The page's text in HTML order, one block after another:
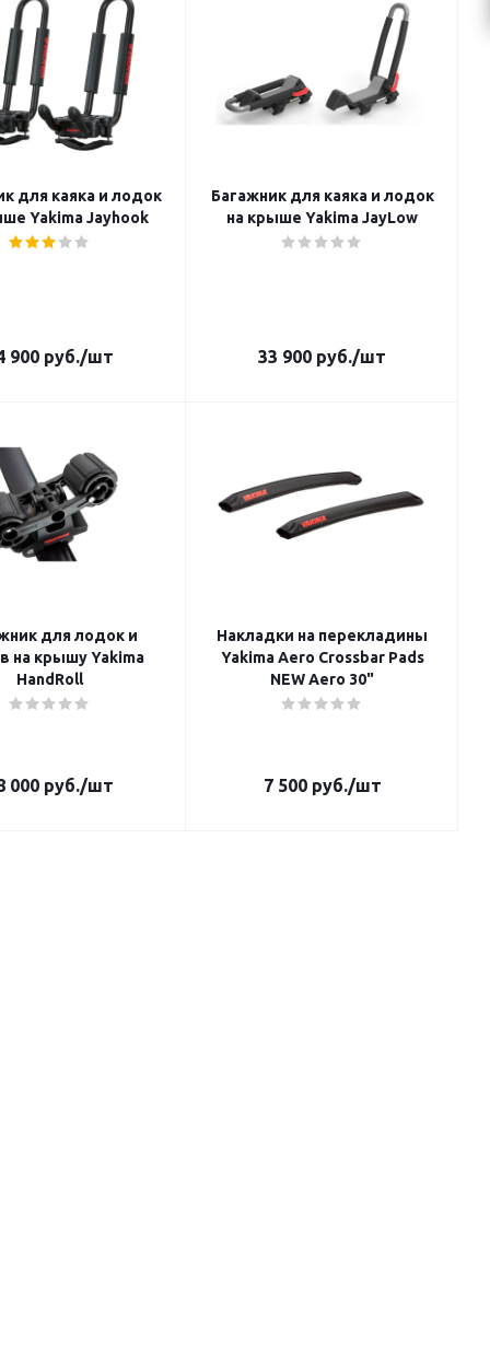
для каяка и лодок
Yakima Jayhook
900 руб./шт
Багажник для каяка и лодок
на крыше Yakima JayLow
33 900 руб./шт
для лодок и
крышу Yakima
HandRoll
000 руб./шт
Накладки на перекладины
Yakima Aero Crossbar Pads
NEW Aero 30"
7 500руб./шт